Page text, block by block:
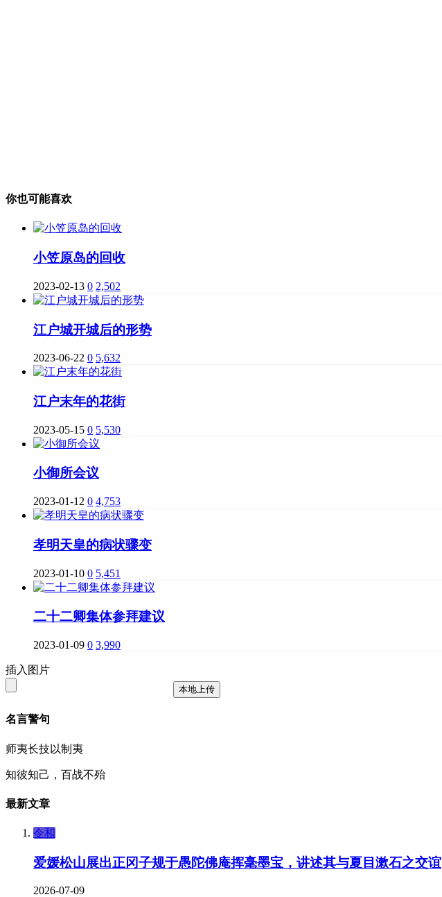
你也可能喜欢
小笠原岛的回收
2023-02-13 0 2,502
江户城开城后的形势
2023-06-22 0 5,632
江户末年的花街
2023-05-15 0 5,530
小御所会议
2023-01-12 0 4,753
孝明天皇的病状骤变
2023-01-10 0 5,451
二十二卿集体参拜建议
2023-01-09 0 3,990
插入图片
本地上传
名言警句
师夷长技以制夷
知彼知己，百战不殆
最新文章
令和
爱媛松山展出正冈子规于愚陀佛庵挥毫墨宝，讲述其与夏目漱石之交谊
2026-07-09